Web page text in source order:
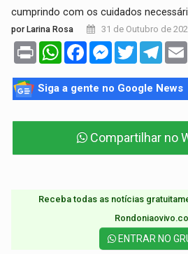
cumprindo com os cuidados
por Larina Rosa 31 de Outubro de
Print WhatsAppFacebookMessenger
Twitter
Siga a gente no Google News
Compartilhar no
Receba todas as notícias
ENTRAR NO